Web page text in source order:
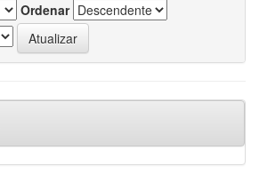
Ordenar